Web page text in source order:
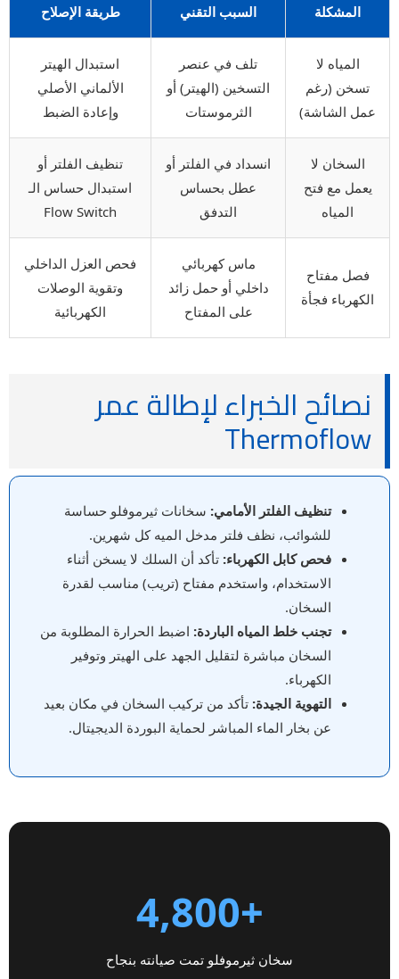
المشكلة السبب التقني طريقة الإصلاح
المياه لا
تسخن (رغم
عمل الشاشة)
تلف في عنصر
التسخين (الهيتر) أو
الثرموستات
استبدال الهيتر
الألماني الأصلي
وإعادة الضبط
السخان لا
يعمل مع فتح
المياه
انسداد في الفلتر أو
عطل بحساس
التدفق
تنظيف الفلتر أو
استبدال حساس الـ
Flow Switch
فصل مفتاح
الكهرباء فجأة
ماس كهربائي
داخلي أو حمل زائد
على المفتاح
فحص العزل الداخلي
وتقوية الوصلات
الكهربائية
نصائح الخبراء لإطالة عمر
Thermoflow
تنظيف الفلتر الأمامي: سخانات ثيرموفلو حساسة
للشوائب، نظف فلتر مدخل الميه كل شهرين.
فحص كابل الكهرباء: تأكد أن السلك لا يسخن أثناء
الاستخدام، واستخدم مفتاح (تريب) مناسب لقدرة
السخان.
تجنب خلط المياه الباردة: اضبط الحرارة المطلوبة من
السخان مباشرة لتقليل الجهد على الهيتر وتوفير
الكهرباء.
التهوية الجيدة: تأكد من تركيب السخان في مكان بعيد
عن بخار الماء المباشر لحماية البوردة الديجيتال.
+4,800
سخان ثيرموفلو تمت صيانته بنجاح